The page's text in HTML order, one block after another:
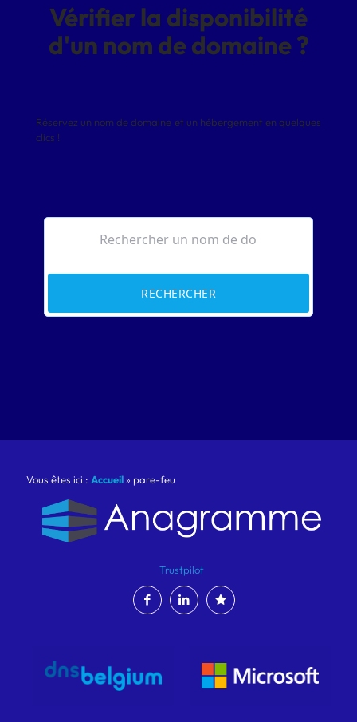
Vérifier la disponibilité
d'un nom de domaine ?
Réservez un nom de domaine et un hébergement en quelques
clics !
RECHERCHER
Vous êtes ici : Accueil» pare-feu
Trustpilot